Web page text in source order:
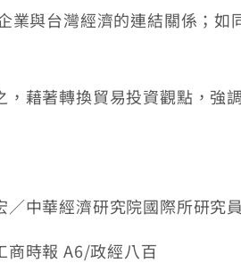
業與台灣經濟的連結關係；如
著轉換貿易投資觀點，強調
／中華經濟研究院國際所研究
商時報 A6/政經八百